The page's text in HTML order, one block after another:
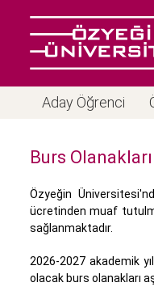
Aday Öğrenci
Burs Olanakları
Özyeğin
ücretinden muaf
sağlanmaktadır.
2026-2027 akademik
olacak burs olanakları